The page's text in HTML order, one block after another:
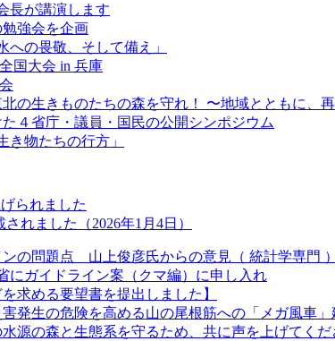
長が講演します
強会を企画
の畏敬、そして備え」
国大会 in 兵庫
の生きものたちの森を守れ！ 〜地域とともに、
４省庁・議員・国民の公開シンポジウム
き物たちの行方」
られました
れました（2026年1月4日）
の問題点 山上俊彦氏からの意見（ 統計学専門
ガイドライン案（クマ編）に申し入れ
求める要望書を提出しました】
発生の危険を高める山の尾根筋への「メガ風車
源の森と生態系を守るため、共に声を上げてく